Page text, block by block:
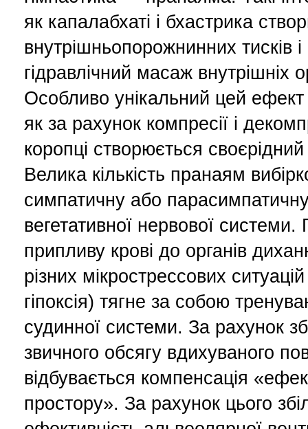
як капалабхаті і бхастрика
внутрішньопорожнинних тисків
гідравлічний масаж внутрішніх
Особливо унікальний цей
як за рахунок компресії і
коропці створюється
Велика кількість пранаям
симпатичну або парасимпатичну
вегетативної нервової
припливу крові до органів
різних мікрострессових
гіпоксія) тягне за собою
судинної системи. За рахунок
звичного обсягу вдихуваного
відбувається компенсація
простору». За рахунок цього